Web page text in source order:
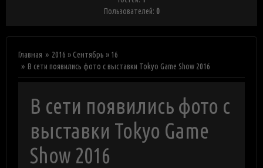
Пользователей: 0
Главная 2016 » Сентябрь » 16
В сети появились фото с выставки Tokyo Game Show 2016
В сети появились фото с
выставки Tokyo Game
Show 2016